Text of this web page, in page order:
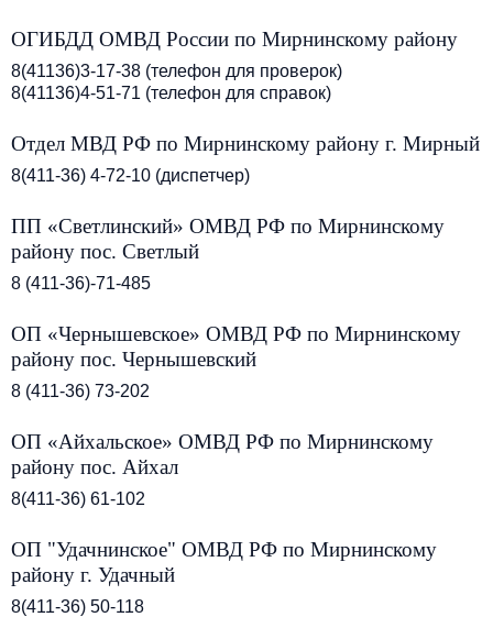
ОГИБДД ОМВД России по Мирнинскому району
8(41136)3-17-38 (телефон для проверок)
8(41136)4-51-71 (телефон для справок)
Отдел МВД РФ по Мирнинскому району г. Мирный
8(411-36) 4-72-10 (диспетчер)
ПП «Светлинский» ОМВД РФ по Мирнинскому
району пос. Светлый
8 (411-36)-71-485
ОП «Чернышевское» ОМВД РФ по Мирнинскому
району пос. Чернышевский
8 (411-36) 73-202
ОП «Айхальское» ОМВД РФ по Мирнинскому
району пос. Айхал
8(411-36) 61-102
ОП "Удачнинское" ОМВД РФ по Мирнинскому
району г. Удачный
8(411-36) 50-118